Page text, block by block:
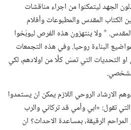
الجهد ليتمكنوا من اجراء مناقشات
الكتاب المقدس والمطبوعات وأفلام
* ولا ينتهزون هذه الفرص ليوبّخوا
البناءة روحيا.‏ وفي هذه التجمعات
او التحديات التي تمسّ كلًّا من اولادهم،‏ لكي
الارشاد الروحي اللازم يمكن ان يستمدوا
تقول:‏ «ابي وأمي قد تركاني والرب
الرقيقة،‏ بمساعدة الاحداث؟‏ ان